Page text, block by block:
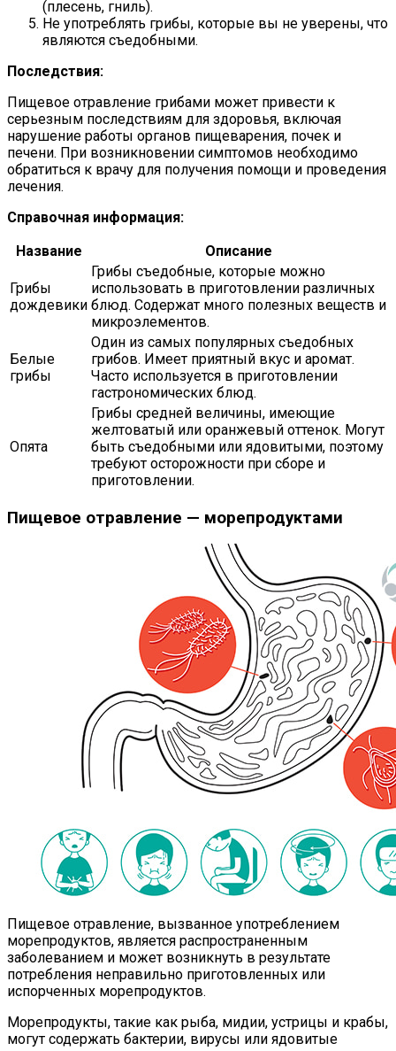
(плесень, гниль).
Не употреблять грибы, которые вы не уверены, что
являются съедобными.
Последствия:
Пищевое отравление грибами может привести к
серьезным последствиям для здоровья, включая
нарушение работы органов пищеварения, почек и
печени. При возникновении симптомов необходимо
обратиться к врачу для получения помощи и проведения
лечения.
Справочная информация:
Название
Описание
Грибы
дождевики
Грибы съедобные, которые можно
использовать в приготовлении различных
блюд. Содержат много полезных веществ и
микроэлементов.
Белые
грибы
Один из самых популярных съедобных
грибов. Имеет приятный вкус и аромат.
Часто используется в приготовлении
гастрономических блюд.
Опята
Грибы средней величины, имеющие
желтоватый или оранжевый оттенок. Могут
быть съедобными или ядовитыми, поэтому
требуют осторожности при сборе и
приготовлении.
Пищевое отравление — морепродуктами
Пищевое отравление, вызванное употреблением
морепродуктов, является распространенным
заболеванием и может возникнуть в результате
потребления неправильно приготовленных или
испорченных морепродуктов.
Морепродукты, такие как рыба, мидии, устрицы и крабы,
могут содержать бактерии, вирусы или ядовитые